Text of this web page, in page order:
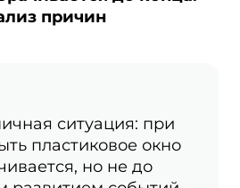
причин
ситуация: при
пластиковое окно
но не до